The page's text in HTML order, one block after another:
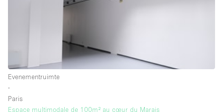
Advertentieruimte
Evenementruimte
∙
Paris
Espace multimodale de 100m² au cœur du Marais